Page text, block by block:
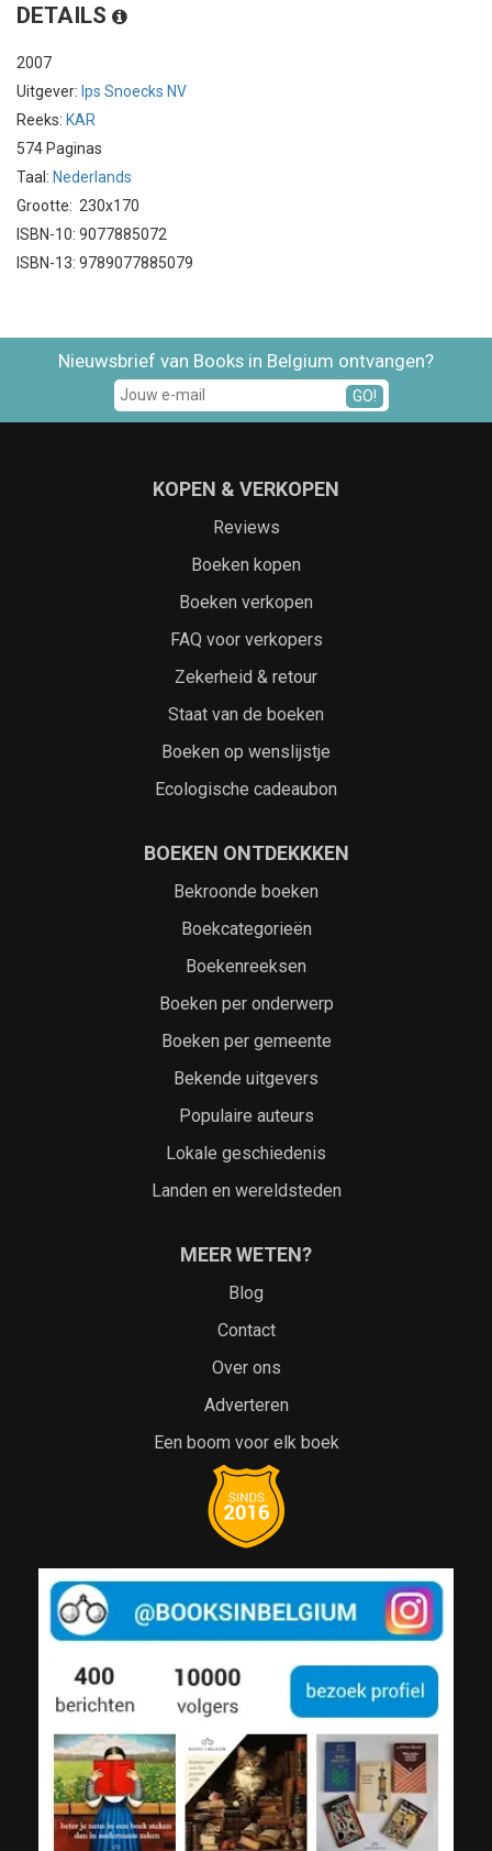
DETAILS
2007
Uitgever: Ips Snoecks NV
Reeks: KAR
574 Paginas
Taal: Nederlands
Grootte: 230x170
ISBN-10: 9077885072
ISBN-13: 9789077885079
Nieuwsbrief van Books in Belgium ontvangen?
GO!
KOPEN & VERKOPEN
Reviews
Boeken kopen
Boeken verkopen
FAQ voor verkopers
Zekerheid & retour
Staat van de boeken
Boeken op wenslijstje
Ecologische cadeaubon
BOEKEN ONTDEKKKEN
Bekroonde boeken
Boekcategorieën
Boekenreeksen
Boeken per onderwerp
Boeken per gemeente
Bekende uitgevers
Populaire auteurs
Lokale geschiedenis
Landen en wereldsteden
MEER WETEN?
Blog
Contact
Over ons
Adverteren
Een boom voor elk boek